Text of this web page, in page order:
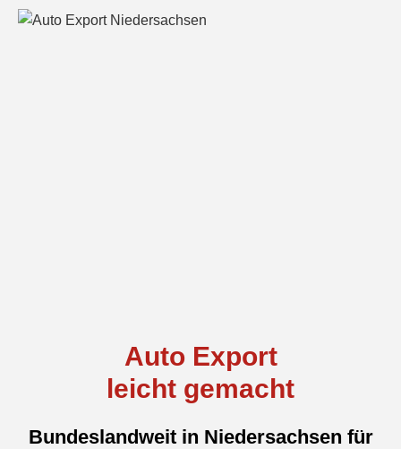
Auto Export
leicht gemacht
Bundeslandweit in Niedersachsen für